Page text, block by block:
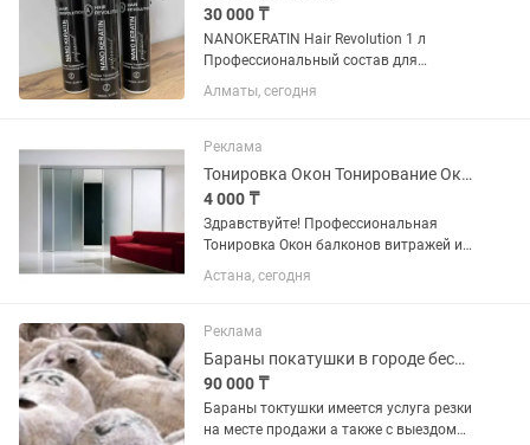
30 000 ₸
NANOKERATIN Hair Revolution 1 л
Профессиональный состав для
выпрямления и восстановления волос.
NANOKERATIN Hair Revolution —
для глубокого восстановления и...
Алматы, сегодня
Реклама
Тонировка Окон Тонирование Окна Матовая Зеркальная пленка
4 000 ₸
Здравствуйте! Профессиональная
Тонировка Окон балконов витражей и
офисных перегородок. Любые виды
пленок. Фотопечать Логотипа
лет на материал и выполненные
работы....
Астана, сегодня
Реклама
Бараны покатушки в городе бесплатная доставка. Г. Алматы
90 000 ₸
Бараны токтушки имеется услуга резки
на месте продажи а также с выездом